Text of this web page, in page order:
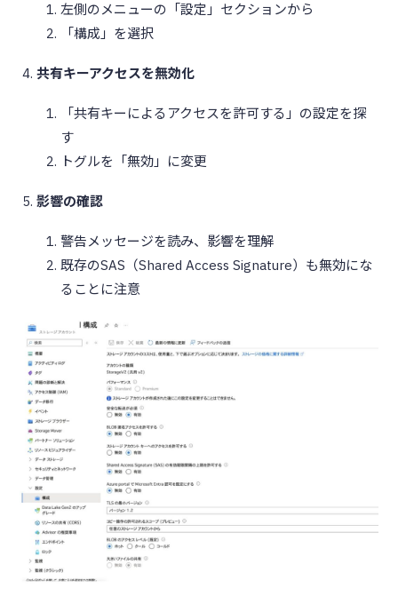
左側のメニューの「設定」セクションから
「構成」を選択
共有キーアクセスを無効化
「共有キーによるアクセスを許可する」の設定を探
す
トグルを「無効」に変更
影響の確認
警告メッセージを読み、影響を理解
既存のSAS（Shared Access Signature）も無効にな
ることに注意